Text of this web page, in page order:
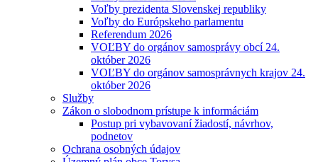
Voľby prezidenta Slovenskej republiky
Voľby do Európskeho parlamentu
Referendum 2026
VOĽBY do orgánov samosprávy obcí 24.
október 2026
VOĽBY do orgánov samosprávnych krajov 24.
október 2026
Služby
Zákon o slobodnom prístupe k informáciám
Postup pri vybavovaní žiadostí, návrhov,
podnetov
Ochrana osobných údajov